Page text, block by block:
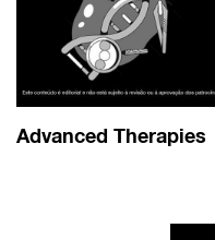
Advanced Therapies